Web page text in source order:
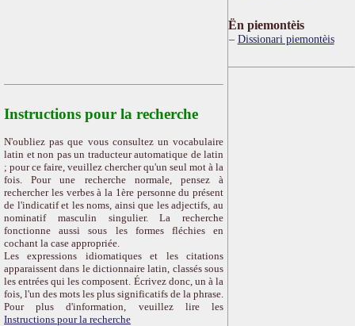
Instructions pour la recherche
N'oubliez pas que vous consultez un vocabulaire
latin et non pas un traducteur automatique de latin
; pour ce faire, veuillez chercher qu'un seul mot à la
fois. Pour une recherche normale, pensez à
rechercher les verbes à la 1ère personne du présent
de l'indicatif et les noms, ainsi que les adjectifs, au
nominatif masculin singulier. La recherche
fonctionne aussi sous les formes fléchies en
cochant la case appropriée.
Les expressions idiomatiques et les citations
apparaissent dans le dictionnaire latin, classés sous
les entrées qui les composent. Écrivez donc, un à la
fois, l'un des mots les plus significatifs de la phrase.
Pour plus d'information, veuillez lire les
Instructions pour la recherche
Ën piemontèis
Dissionari piemontèis